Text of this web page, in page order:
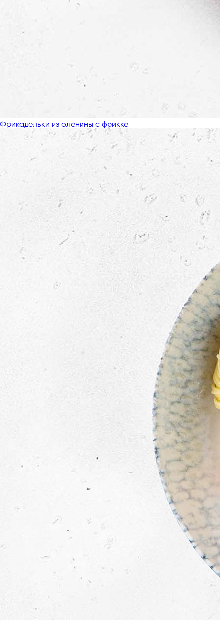
Фрикадельки из оленины с фрикке